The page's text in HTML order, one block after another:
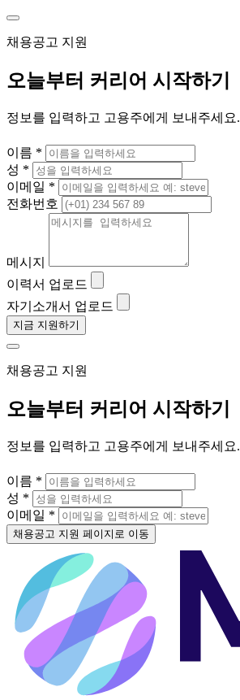
채용공고 지원
오늘부터 커리어 시작하기
정보를 입력하고 고용주에게 보내주세요.
이름 *
성 *
이메일 *
전화번호
메시지
이력서 업로드
자기소개서 업로드
지금 지원하기
채용공고 지원
오늘부터 커리어 시작하기
정보를 입력하고 고용주에게 보내주세요.
이름 *
성 *
이메일 *
채용공고 지원 페이지로 이동